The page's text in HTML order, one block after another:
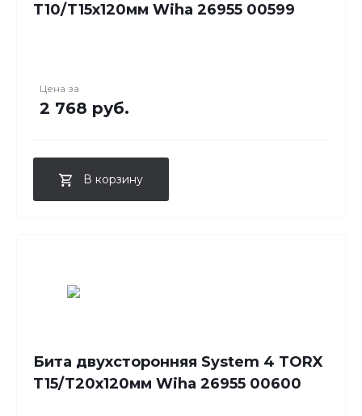
T10/T15x120мм Wiha 26955 00599
Цена за
2 768 руб.
В корзину
Бита двухсторонняя System 4 TORX
T15/T20x120мм Wiha 26955 00600